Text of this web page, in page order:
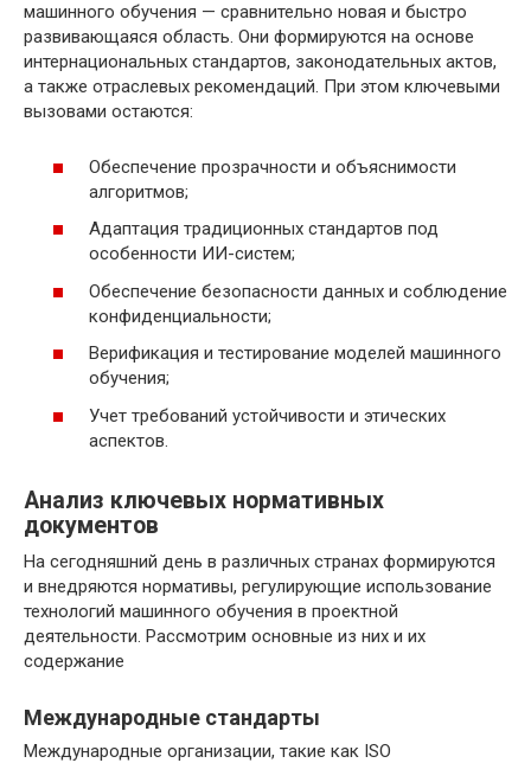
машинного обучения — сравнительно новая и быстро
развивающаяся область. Они формируются на основе
интернациональных стандартов, законодательных актов,
а также отраслевых рекомендаций. При этом ключевыми
вызовами остаются:
Обеспечение прозрачности и объяснимости
алгоритмов;
Адаптация традиционных стандартов под
особенности ИИ-систем;
Обеспечение безопасности данных и соблюдение
конфиденциальности;
Верификация и тестирование моделей машинного
обучения;
Учет требований устойчивости и этических
аспектов.
Анализ ключевых нормативных
документов
На сегодняшний день в различных странах формируются
и внедряются нормативы, регулирующие использование
технологий машинного обучения в проектной
деятельности. Рассмотрим основные из них и их
содержание
Международные стандарты
Международные организации, такие как ISO